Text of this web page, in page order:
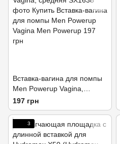
Вставка-вагина для помпы
Men Powerup Vagina,
средняя
197 грн
3